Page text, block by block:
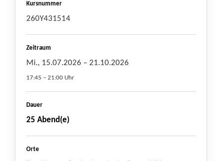
Kursnummer
260Y431514
Zeitraum
Mi., 15.07.2026 – 21.10.2026
17:45 – 21:00 Uhr
Dauer
25 Abend(e)
Orte